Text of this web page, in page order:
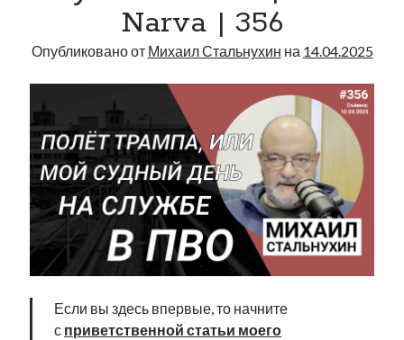
Narva | 356
Опубликовано от Михаил Стальнухин на 14.04.2025
Если вы здесь впервые, то начните
с приветственной статьи моего